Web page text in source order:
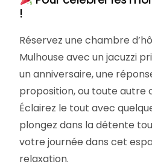
!
Réservez une chambre
Mulhouse avec un jacuzzi
un anniversaire, une
proposition, ou toute autre
Éclairez le tout avec
plongez dans la détente
votre journée dans cet
relaxation.